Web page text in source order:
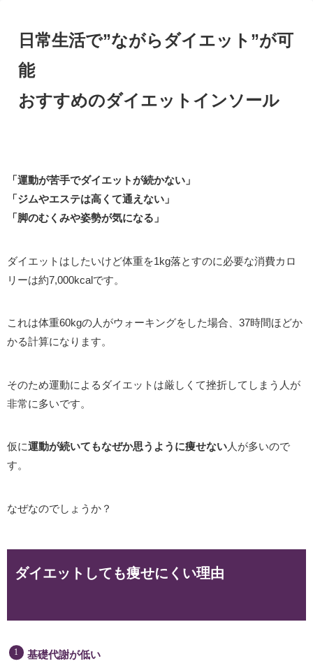
日常生活で”ながらダイエット”が可
能
おすすめのダイエットインソール
「運動が苦手でダイエットが続かない」
「ジムやエステは高くて通えない」
「脚のむくみや姿勢が気になる」
ダイエットはしたいけど体重を1kg落とすのに必要な消費カロ
リーは約7,000kcalです。
これは体重60kgの人がウォーキングをした場合、37時間ほどか
かる計算になります。
そのため運動によるダイエットは厳しくて挫折してしまう人が
非常に多いです。
仮に運動が続いてもなぜか思うように痩せない人が多いので
す。
なぜなのでしょうか？
ダイエットしても痩せにくい理由
基礎代謝が低い